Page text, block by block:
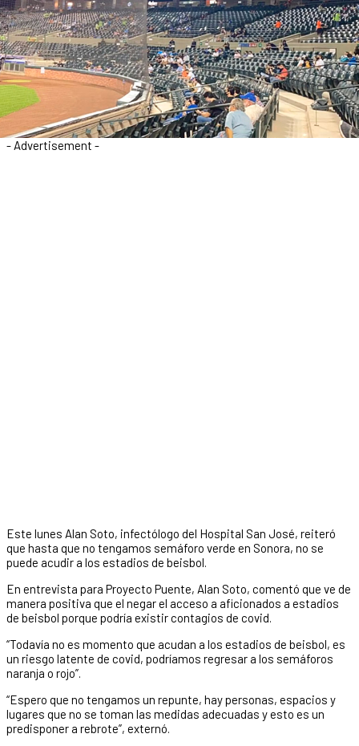
- Advertisement -
Este lunes Alan Soto, infectólogo del Hospital San José, reiteró
que hasta que no tengamos semáforo verde en Sonora, no se
puede acudir a los estadios de beisbol.
En entrevista para Proyecto Puente, Alan Soto, comentó que ve de
manera positiva que el negar el acceso a aficionados a estadios
de beisbol porque podría existir contagios de covid.
“Todavía no es momento que acudan a los estadios de beisbol, es
un riesgo latente de covid, podríamos regresar a los semáforos
naranja o rojo”.
“Espero que no tengamos un repunte, hay personas, espacios y
lugares que no se toman las medidas adecuadas y esto es un
predisponer a rebrote”, externó.